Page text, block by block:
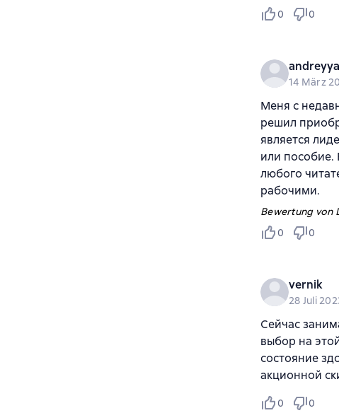
0
0
14 März
Меня с
решил
является
или пособие.
любого
рабочими.
Bewertung von
0
0
vernik
28 Juli
Сейчас
выбор на
состояние
акционной
0 0